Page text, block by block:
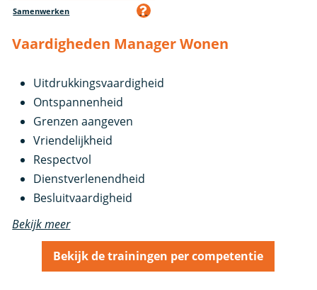
Samenwerken
Vaardigheden Manager Wonen
Uitdrukkingsvaardigheid
Ontspannenheid
Grenzen aangeven
Vriendelijkheid
Respectvol
Dienstverlenendheid
Besluitvaardigheid
Bekijk meer
Bekijk de trainingen per competentie